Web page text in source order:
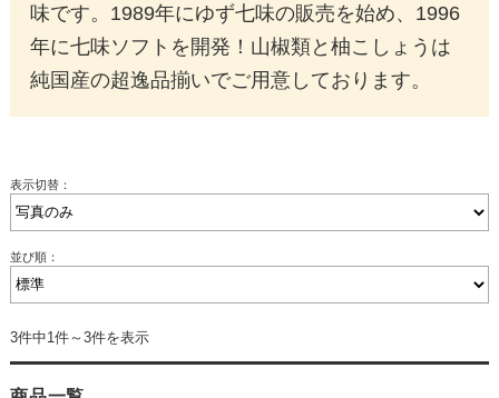
味です。1989年にゆず七味の販売を始め、1996
年に七味ソフトを開発！山椒類と柚こしょうは
純国産の超逸品揃いでご用意しております。
表示切替：
並び順：
3件中1件～3件を表示